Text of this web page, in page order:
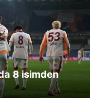
8 isimden